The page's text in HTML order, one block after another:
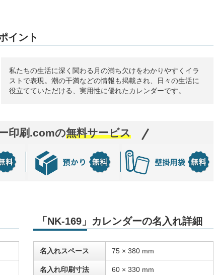
イント
私たちの生活に深く関わる月の満ち欠けをわかりやすくイラ
ストで表現。潮の干満などの情報も掲載され、日々の生活に
役立てていただける、実用性に優れたカレンダーです。
印刷.comの無料サービス
「NK-169」カレンダーの名入れ詳細
名入れスペース 75 × 380 mm
名入れ印刷寸法 60 × 330 mm